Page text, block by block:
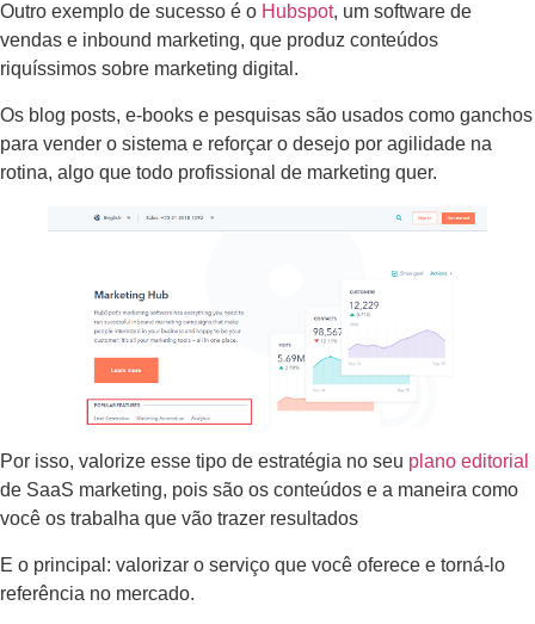
Outro exemplo de sucesso é o Hubspot, um software de
vendas e inbound marketing, que produz conteúdos
riquíssimos sobre marketing digital.
Os blog posts, e-books e pesquisas são usados como ganchos
para vender o sistema e reforçar o desejo por agilidade na
rotina, algo que todo profissional de marketing quer.
Por isso, valorize esse tipo de estratégia no seu plano editorial
de SaaS marketing, pois são os conteúdos e a maneira como
você os trabalha que vão trazer resultados
E o principal: valorizar o serviço que você oferece e torná-lo
referência no mercado.